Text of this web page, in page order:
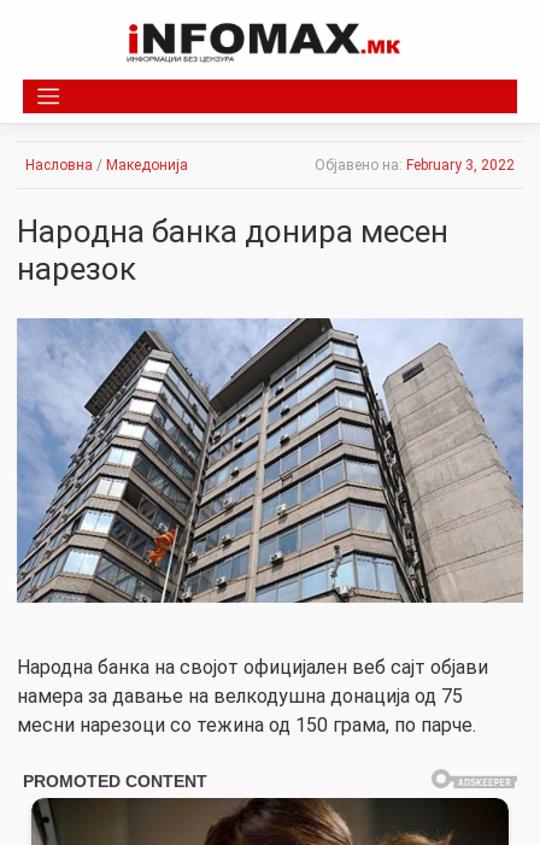
Насловна / Македонија Објавено на: February 3, 2022
Народна банка донира месен
нарезок
Народна банка на својот официјален веб сајт објави
намера за давање на велкодушна донација од 75
месни нарезоци со тежина од 150 грама, по парче.